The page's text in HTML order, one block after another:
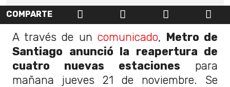
COMPARTE
A través de un comunicado, Metro de
Santiago anunció la reapertura de
cuatro nuevas estaciones para
mañana jueves 21 de noviembre. Se